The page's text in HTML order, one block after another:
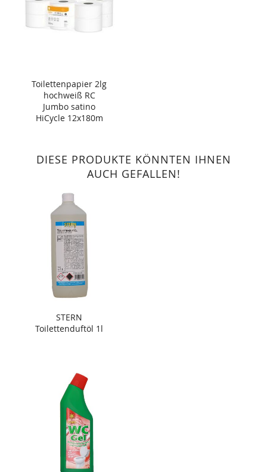
Toilettenpapier 2lg
hochweiß RC
Jumbo satino
HiCycle 12x180m
DIESE PRODUKTE KÖNNTEN IHNEN
AUCH GEFALLEN!
STERN
Toilettenduftöl 1l